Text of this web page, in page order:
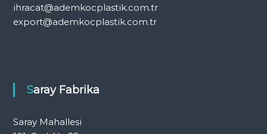
ihracat@ademkocplastik.com.tr
export@ademkocplastik.com.tr
Saray Fabrika
Saray Mahallesi